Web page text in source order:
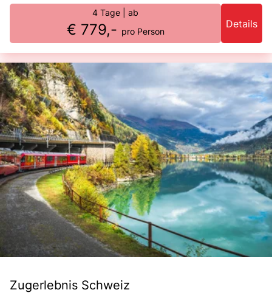
4 Tage | ab
€ 779,- pro Person
Details
Zugerlebnis Schweiz